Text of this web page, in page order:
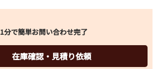
1分で簡単お問い合わせ完了
在庫確認・見積り依頼